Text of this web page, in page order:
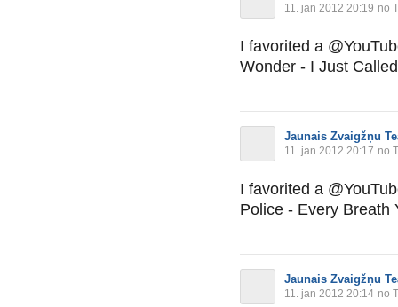
11. jan 2012 20:19 no
I favorited a
Wonder - I Just
Jaunais Zvaigžņu
11. jan 2012 20:17 no
I favorited a
Police - Every Breath
Jaunais Zvaigžņu
11. jan 2012 20:14 no